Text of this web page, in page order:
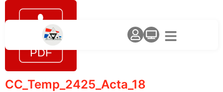
CC_Temp_2425_Acta_18